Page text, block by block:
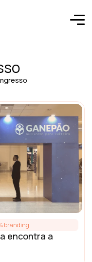
branding
encontra a